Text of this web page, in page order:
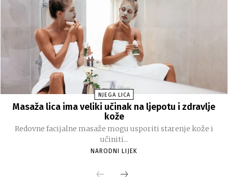
NJEGA LICA
Masaža lica ima veliki učinak na ljepotu i zdravlje
kože
Redovne facijalne masaže mogu usporiti starenje kože i
učiniti...
NARODNI LIJEK